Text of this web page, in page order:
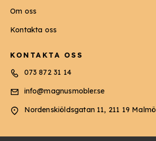
Om oss
Kontakta oss
KONTAKTA OSS
073 872 31 14
info@magnusmobler.se
Nordenskiöldsgatan 11, 211 19 Malmö